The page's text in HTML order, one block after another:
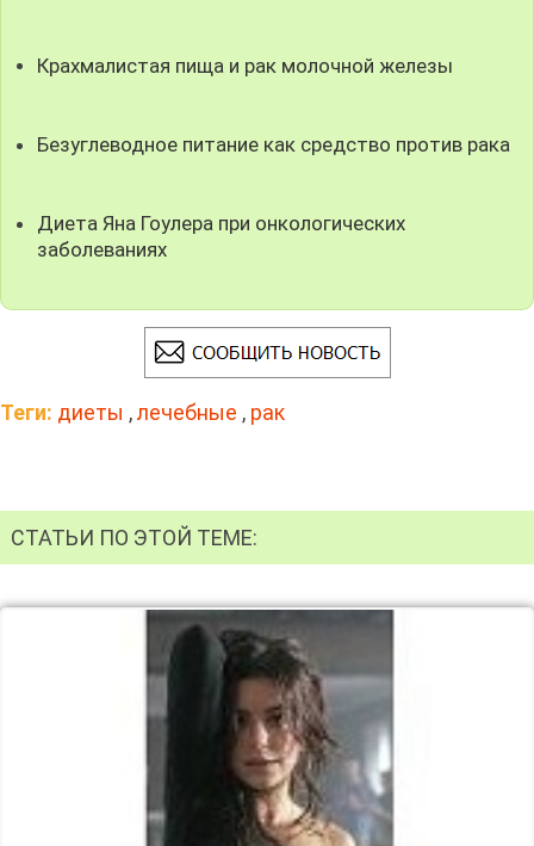
Крахмалистая пища и рак молочной железы
Безуглеводное питание как средство против рака
Диета Яна Гоулера при онкологических
заболеваниях
Теги: диеты ,лечебные , рак
СТАТЬИ ПО ЭТОЙ ТЕМЕ: